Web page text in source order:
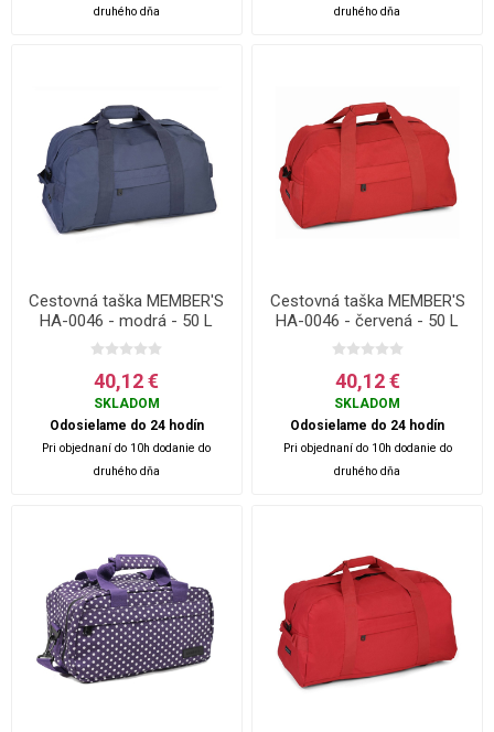
druhého dňa
druhého dňa
Cestovná taška MEMBER'S
HA-0046 - modrá - 50 L
40,12 €
SKLADOM
Odosielame do 24 hodín
Pri objednaní do 10h dodanie do
druhého dňa
Cestovná taška MEMBER'S
HA-0046 - červená - 50 L
40,12 €
SKLADOM
Odosielame do 24 hodín
Pri objednaní do 10h dodanie do
druhého dňa